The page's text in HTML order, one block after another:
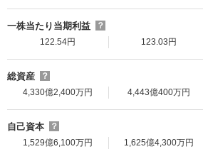
一株当たり当期利益
？
122.54円
123.03円
総資産
？
4,330億2,400万円
4,443億400万円
自己資本
？
1,529億6,100万円
1,625億4,300万円